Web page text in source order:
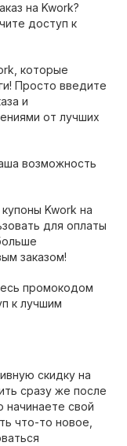
на Kwork?
доступ к
которые
Просто введите
и
от лучших
возможность
Kwork на
для оплаты
заказом!
промокодом
к лучшим
скидку на
сразу же после
начинаете свой
что-то новое,